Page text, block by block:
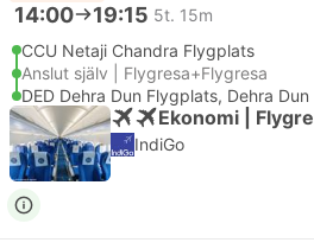
14:00 19:15 5t. 15m
CCU Netaji Chandra Flygplats
Anslut själv | Flygresa+Flygresa
DED Dehra Dun Flygplats, Dehra Dun
Ekonomi |
IndiGo